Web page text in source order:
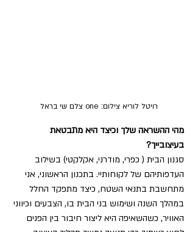
רויטל לוריא צילום: one צלם שי בראל
מהי ההשראה שלך וכיצד היא מתבטאת
בעיצובייך?
סגנון הבית ( כפרי, מודרני, אקלקטי) בשילוב
העדפותיהם של לקוחותיי. בתכנון הראשוני, אני
מתחשבת בתנאי השטח, כיצד מתפקד החלל
במהלך השנה ושימוש בני הבית בו, הצבעים וכיווני
האוויר, כשהשאיפה היא ליצור חיבור בין הפנים